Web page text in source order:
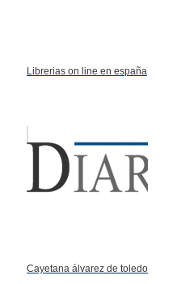
Librerias on line en españa
Cayetana álvarez de toledo